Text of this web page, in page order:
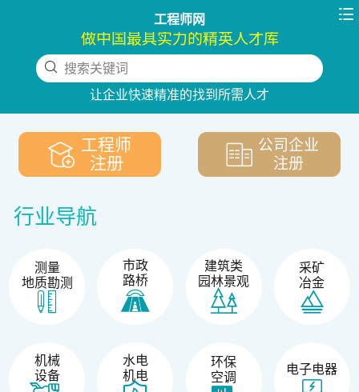
工程师网 
做中国最具实力的精英人才库
搜索关键词
让企业快速精准的找到所需人才
下拉刷新
工程师
注册
公司企业
注册
行业导航
测量
地质勘测
市政
路桥
建筑类
园林景观
采矿
冶金
机械
设备
水电
机电
环保
空调
电子电器